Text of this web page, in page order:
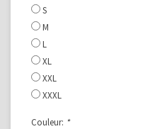
S
M
L
XL
XXL
XXXL
Couleur: *